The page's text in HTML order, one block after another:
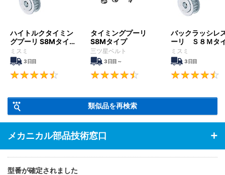
ハイトルクタイミン
グプーリ S8Mタイ
プ
ミスミ
3日目
4.5
タイミングプーリ
S8Mタイプ
三ツ星ベルト
3日目～
4.6
バックラッシレ
ーリ Ｓ８Ｍタ
ミスミ
3日目
類似品を再検索
メカニカル部品技術窓口
型番が確定されました